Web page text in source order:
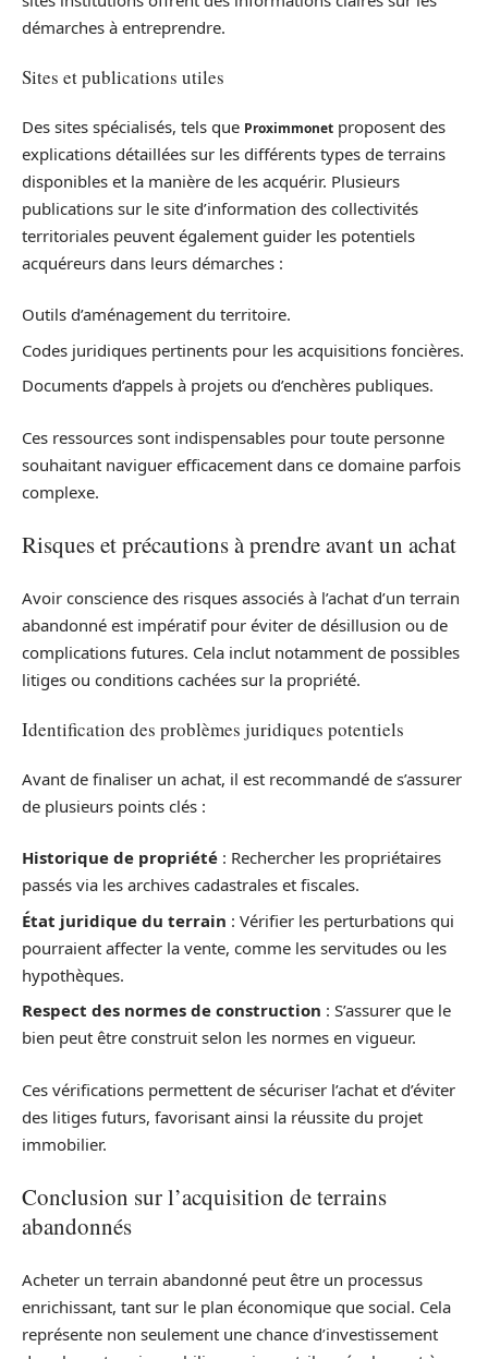
démarches à entreprendre.
Sites et publications utiles
Des sites spécialisés, tels que Proximmonet proposent des
explications détaillées sur les différents types de terrains
disponibles et la manière de les acquérir. Plusieurs
publications sur le site d’information des collectivités
territoriales peuvent également guider les potentiels
acquéreurs dans leurs démarches :
Outils d’aménagement du territoire.
Codes juridiques pertinents pour les acquisitions foncières.
Documents d’appels à projets ou d’enchères publiques.
Ces ressources sont indispensables pour toute personne
souhaitant naviguer efficacement dans ce domaine parfois
complexe.
Risques et précautions à prendre avant un achat
Avoir conscience des risques associés à l’achat d’un terrain
abandonné est impératif pour éviter de désillusion ou de
complications futures. Cela inclut notamment de possibles
litiges ou conditions cachées sur la propriété.
Identification des problèmes juridiques potentiels
Avant de finaliser un achat, il est recommandé de s’assurer
de plusieurs points clés :
Historique de propriété : Rechercher les propriétaires
passés via les archives cadastrales et fiscales.
État juridique du terrain : Vérifier les perturbations qui
pourraient affecter la vente, comme les servitudes ou les
hypothèques.
Respect des normes de construction : S’assurer que le
bien peut être construit selon les normes en vigueur.
Ces vérifications permettent de sécuriser l’achat et d’éviter
des litiges futurs, favorisant ainsi la réussite du projet
immobilier.
Conclusion sur l’acquisition de terrains
abandonnés
Acheter un terrain abandonné peut être un processus
enrichissant, tant sur le plan économique que social. Cela
représente non seulement une chance d’investissement